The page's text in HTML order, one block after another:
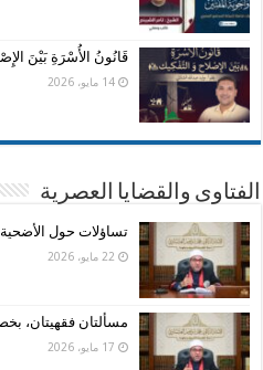
قَانُونُ الأُسْرَةِ بَيْنَ
14 مايو، 2026
الفتاوى والقضايا العصرية
تساؤلات حول
22 مايو، 2026
مسألتان فقهيتان،
17 مايو، 2026